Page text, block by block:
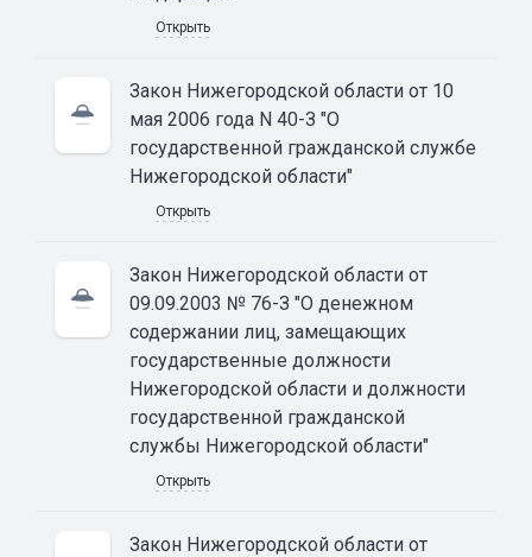
Открыть
Закон Нижегородской области от 10
мая 2006 года N 40-З "О
государственной гражданской службе
Нижегородской области"
Открыть
Закон Нижегородской области от
09.09.2003 № 76-З "О денежном
содержании лиц, замещающих
государственные должности
Нижегородской области и должности
государственной гражданской
службы Нижегородской области"
Открыть
Закон Нижегородской области от